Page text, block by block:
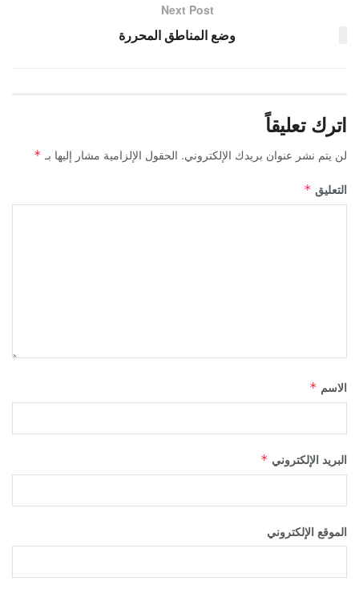
Next Post
وضع المناطق المحررة
اترك تعليقاً
لن يتم نشر عنوان بريدك الإلكتروني. الحقول الإلزامية مشار إليها بـ*
التعليق*
الاسم *
البريد الإلكتروني *
الموقع الإلكتروني